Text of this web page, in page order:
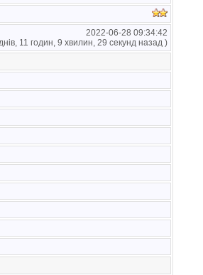
2022-06-28 09:34:42
11 годин, 9 хвилин, 29 секунд назад )